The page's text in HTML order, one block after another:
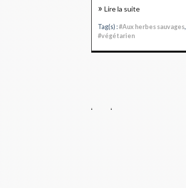
Lire la suite
Tag(s) :#Aux herbes sauvages,
#végétarien